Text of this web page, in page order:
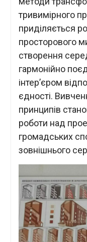
тривимірного
приділяється
просторового
створення
гармонійно
інтер’єром
єдності.
принципів
роботи над
громадських
зовнішнього